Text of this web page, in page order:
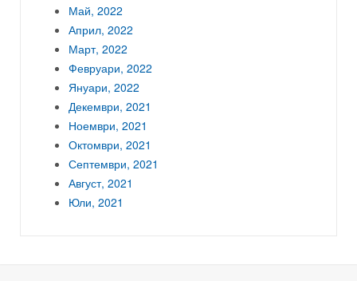
Май, 2022
Април, 2022
Март, 2022
Февруари, 2022
Януари, 2022
Декември, 2021
Ноември, 2021
Октомври, 2021
Септември, 2021
Август, 2021
Юли, 2021